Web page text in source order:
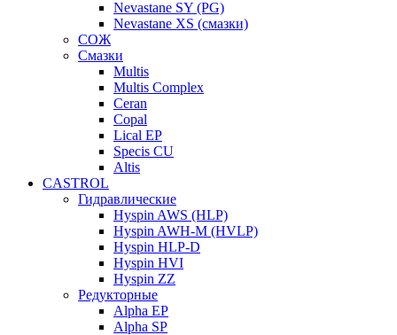
Nevastane SY (PG)
Nevastane XS (смазки)
СОЖ
Смазки
Multis
Multis Complex
Ceran
Copal
Lical EP
Specis CU
Altis
CASTROL
Гидравлические
Hyspin AWS (HLP)
Hyspin AWH-M (HVLP)
Hyspin HLP-D
Hyspin HVI
Hyspin ZZ
Редукторные
Alpha EP
Alpha SP